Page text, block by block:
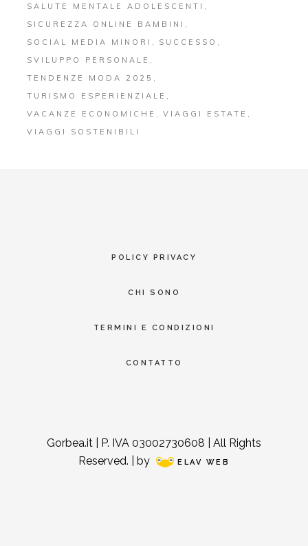
SALUTE MENTALE ADOLESCENTI
SICUREZZA ONLINE BAMBINI
SOCIAL MEDIA MINORI
SUCCESSO
SVILUPPO PERSONALE
TENDENZE MODA 2025
TURISMO ESPERIENZIALE
VACANZE ECONOMICHE
VIAGGI ESTATE
VIAGGI SOSTENIBILI
POLICY PRIVACY
CHI SONO
TERMINI E CONDIZIONI
CONTATTO
Gorbea.it | P. IVA 03002730608 | All Rights
Reserved. | by
ELAV WEB